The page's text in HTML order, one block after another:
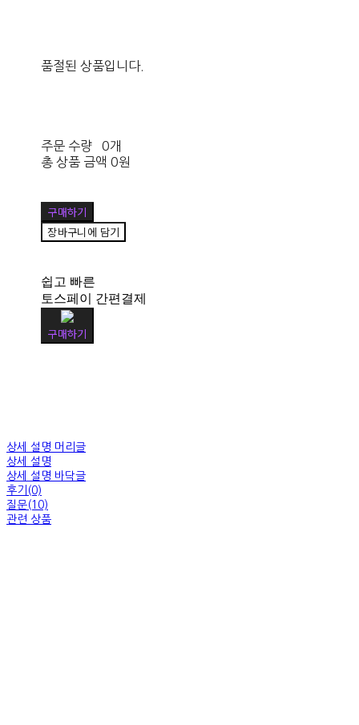
품절된 상품입니다.
주문 수량
0개
총 상품 금액 0원
구매하기
장바구니에 담기
쉽고 빠른
토스페이 간편결제
구매하기
상세 설명 머리글
상세 설명
상세 설명 바닥글
후기(0)
질문(10)
관련 상품